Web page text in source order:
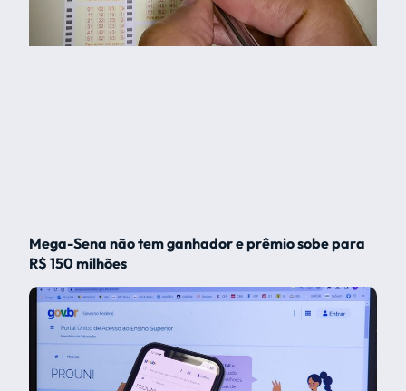
Mega-Sena não tem ganhador e prêmio sobe para
R$ 150 milhões